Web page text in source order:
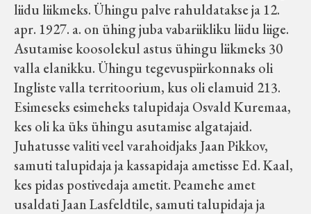
Õpperada
Muud koduloolist Velise mailt
Märjamaa ümbruse valdade
elanike nimekirjad seisuga
15.12.1938
Velise kultuuri ja hariduse selts
liidu liikmeks. Ühingu palve rahuldatakse ja 12.
apr. 1927. a. on ühing juba vabariikliku liidu liige.
Asutamise koosolekul astus ühingu liikmeks 30
valla elanikku. Ühingu tegevuspiirkonnaks oli
Ingliste valla territoorium, kus oli elamuid 213.
Esimeseks esimeheks talupidaja Osvald Kuremaa,
kes oli ka üks ühingu asutamise algatajaid.
Juhatusse valiti veel varahoidjaks Jaan Pikkov,
samuti talupidaja ja kassapidaja ametisse Ed. Kaal,
kes pidas postivedaja ametit. Peamehe amet
usaldati Jaan Lasfeldtile, samuti talupidaja ja